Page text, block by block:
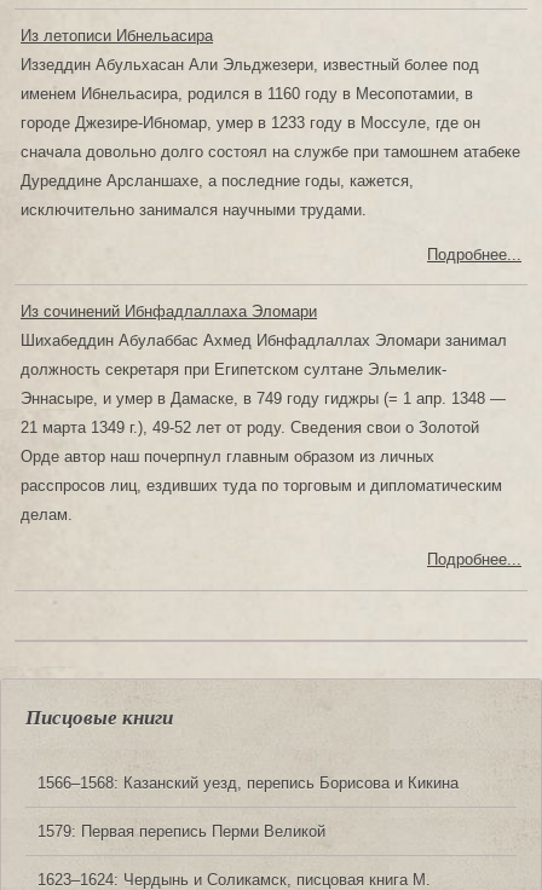
Из летописи Ибнельасира
Иззеддин Абульхасан Али Эльджезери, известный более под
именем Ибнельасира, родился в 1160 году в Месопотамии, в
городе Джезире-Ибномар, умер в 1233 году в Моссуле, где он
сначала довольно долго состоял на службе при тамошнем атабеке
Дуреддине Арсланшахе, а последние годы, кажется,
исключительно занимался научными трудами.
Подробнее...
Из сочинений Ибнфадлаллаха Эломари
Шихабеддин Абулаббас Ахмед Ибнфадлаллах Эломари занимал
должность секретаря при Египетском султане Эльмелик-
Эннасыре, и умер в Дамаске, в 749 году гиджры (= 1 апр. 1348 —
21 марта 1349 г.), 49-52 лет от роду. Сведения свои о Золотой
Орде автор наш почерпнул главным образом из личных
расспросов лиц, ездивших туда по торговым и дипломатическим
делам.
Подробнее...
Писцовые книги
1566‒1568: Казанский уезд, перепись Борисова и Кикина
1579: Первая перепись Перми Великой
1623‒1624: Чердынь и Соликамск, писцовая книга М.